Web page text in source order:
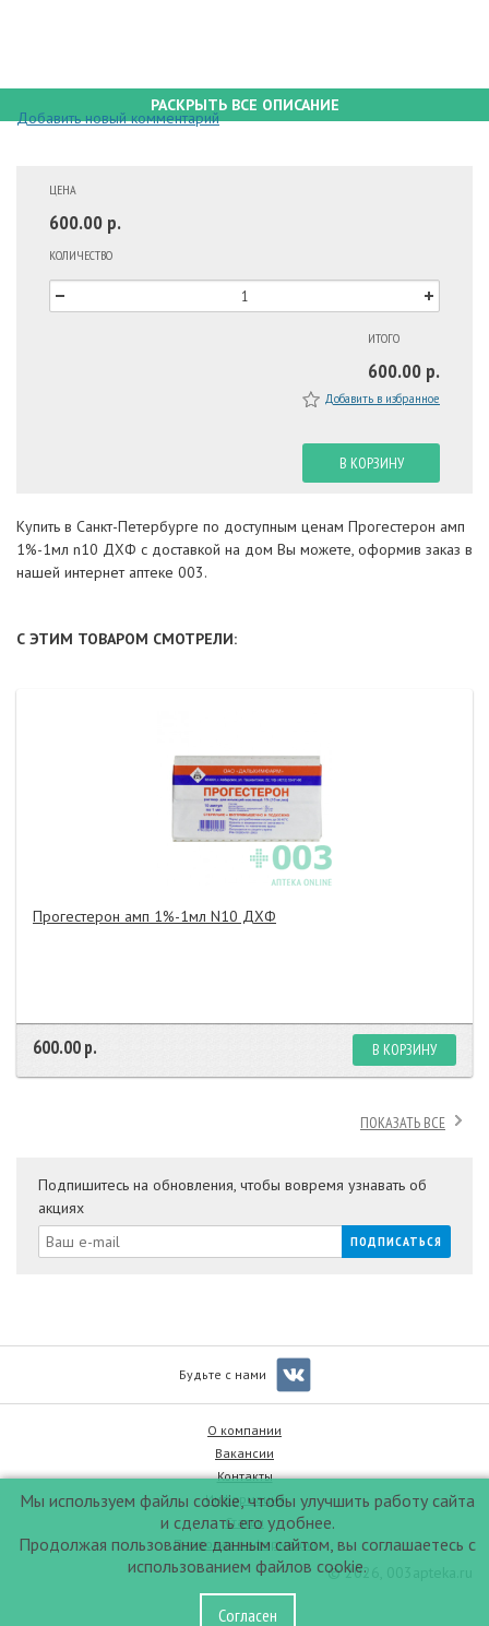
РАСКРЫТЬ ВСЕ ОПИСАНИЕ
Добавить новый комментарий
ЦЕНА
600.00 р.
КОЛИЧЕСТВО
ИТОГО
600.00 р.
Добавить в избранное
В КОРЗИНУ
Купить в Санкт-Петербурге по доступным ценам Прогестерон амп
1%-1мл n10 ДХФ с доставкой на дом Вы можете, оформив заказ в
нашей интернет аптеке 003.
С ЭТИМ ТОВАРОМ СМОТРЕЛИ:
Прогестерон амп 1%-1мл N10 ДХФ
600.00 р. В КОРЗИНУ
ПОКАЗАТЬ ВСЕ
Подпишитесь на обновления, чтобы вовремя узнавать об
акциях
Будьте с нами
О компании
Вакансии
Контакты
Информация
Статьи
Правовая информация
© 2026, 003apteka.ru
Мы используем файлы cookie, чтобы улучшить работу сайта
и сделать его удобнее.
Продолжая пользование данным сайтом, вы соглашаетесь с
использованием файлов cookie.
Согласен